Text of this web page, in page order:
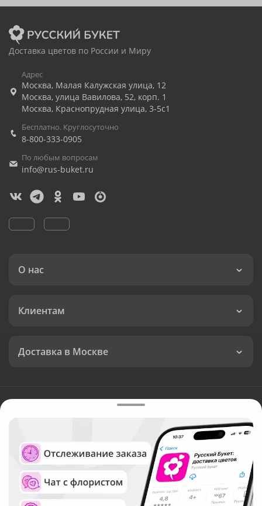
Доставка цветов по России и Миру
Адрес
Москва, Малая Калужская улица, 12
Москва, улица Вавилова, 52, корп. 1
Москва, Краснопрудная улица, 3-5с1
Бесплатно. Круглосуточно
8-800-333-0905
По любым вопросам
info@rus-buket.ru
О нас
Клиентам
Доставка в Москве
Валюта:
Служба круглосуточной доставки цветов в Москве
Русский Букет, 2026
Общество с ограниченной ответственностью «Технология»